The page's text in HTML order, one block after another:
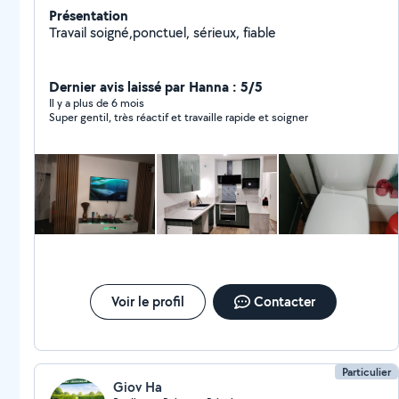
Présentation
Travail soigné,ponctuel, sérieux, fiable
Dernier avis laissé par Hanna : 5/5
Il y a plus de 6 mois
Super gentil, très réactif et travaille rapide et soigner
Voir le profil Contacter
Particulier
Giov Ha